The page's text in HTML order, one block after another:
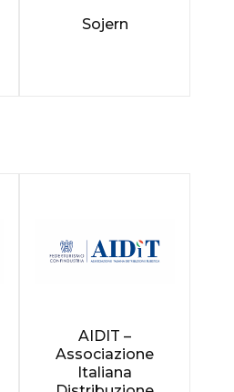
Sojern
AIDIT –
Associazione
Italiana